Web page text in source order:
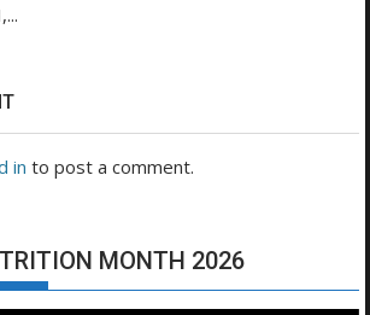
in to post a comment.
MONTH 2026